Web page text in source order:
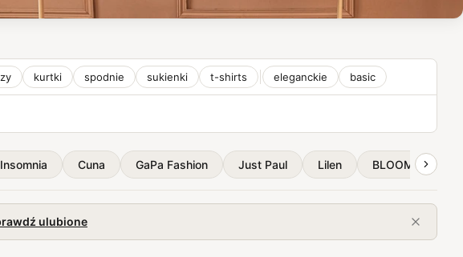
kurtki spodnie sukienki t-shirts eleganckie basic
Cuna GaPa Fashion Just Paul Lilen BLOOM
ulubione